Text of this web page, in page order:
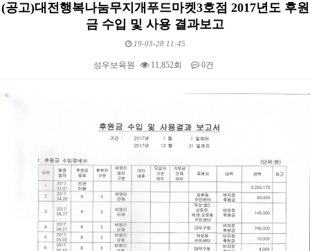
(공고)대전행복나눔무지개푸드마켓3호점 2017년도 후원
금 수입 및 사용 결과보고
19-03-28 11:45
성우보육원 11,852회 0건
본문